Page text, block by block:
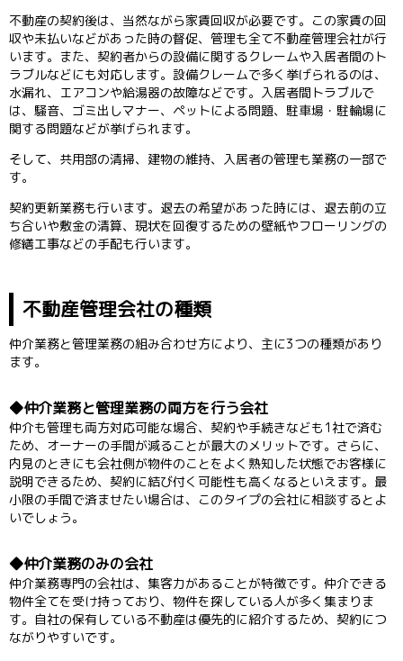
不動産の契約後は、当然ながら家賃回収が必要です。この家賃の回
収や未払いなどがあった時の督促、管理も全て不動産管理会社が行
います。また、契約者からの設備に関するクレームや入居者間のト
ラブルなどにも対応します。設備クレームで多く挙げられるのは、
水漏れ、エアコンや給湯器の故障などです。入居者間トラブルで
は、騒音、ゴミ出しマナー、ペットによる問題、駐車場・駐輪場に
関する問題などが挙げられます。
そして、共用部の清掃、建物の維持、入居者の管理も業務の一部で
す。
契約更新業務も行います。退去の希望があった時には、退去前の立
ち合いや敷金の清算、現状を回復するための壁紙やフローリングの
修繕工事などの手配も行います。
不動産管理会社の種類
仲介業務と管理業務の組み合わせ方により、主に3つの種類があり
ます。
仲介業務と管理業務の両方を行う会社
仲介も管理も両方対応可能な場合、契約や手続きなども1社で済む
ため、オーナーの手間が減ることが最大のメリットです。さらに、
内見のときにも会社側が物件のことをよく熟知した状態でお客様に
説明できるため、契約に結び付く可能性も高くなるといえます。最
小限の手間で済ませたい場合は、このタイプの会社に相談するとよ
いでしょう。
仲介業務のみの会社
仲介業務専門の会社は、集客力があることが特徴です。仲介できる
物件全てを受け持っており、物件を探している人が多く集まりま
す。自社の保有している不動産は優先的に紹介するため、契約につ
ながりやすいです。